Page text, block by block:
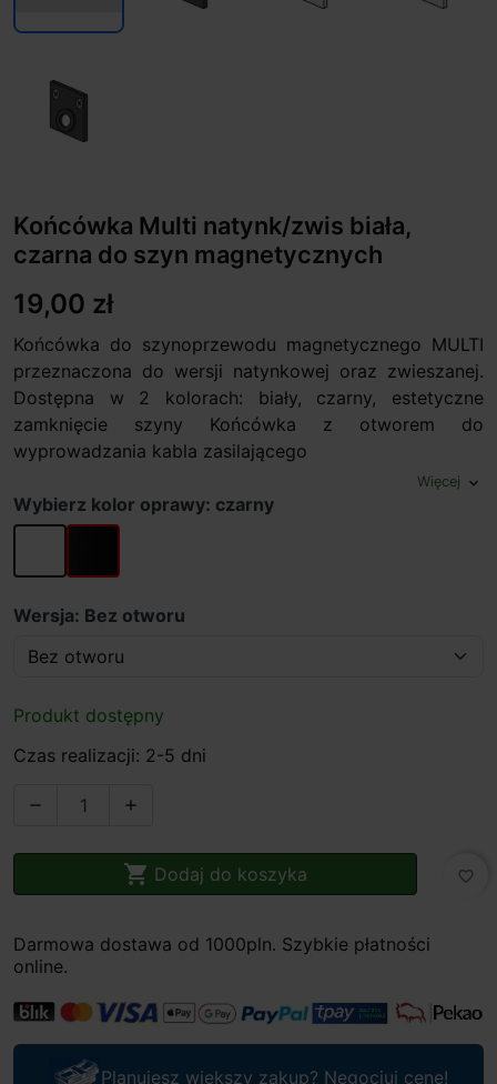
Końcówka Multi natynk/zwis biała,
czarna do szyn magnetycznych
19,00 zł
Końcówka do szynoprzewodu magnetycznego MULTI
przeznaczona do wersji natynkowej oraz zwieszanej.
Dostępna w 2 kolorach: biały, czarny, estetyczne
zamknięcie szyny Końcówka z otworem do
wyprowadzania kabla zasilającego
Więcej expand_more
Wybierz kolor oprawy: czarny
biały czarny
Wersja: Bez otworu
Produkt dostępny
Czas realizacji: 2-5 dni
 
 Dodaj do koszyka favorite_border
Darmowa dostawa od 1000pln. Szybkie płatności
online.
Planujesz większy zakup? Negocjuj cenę!